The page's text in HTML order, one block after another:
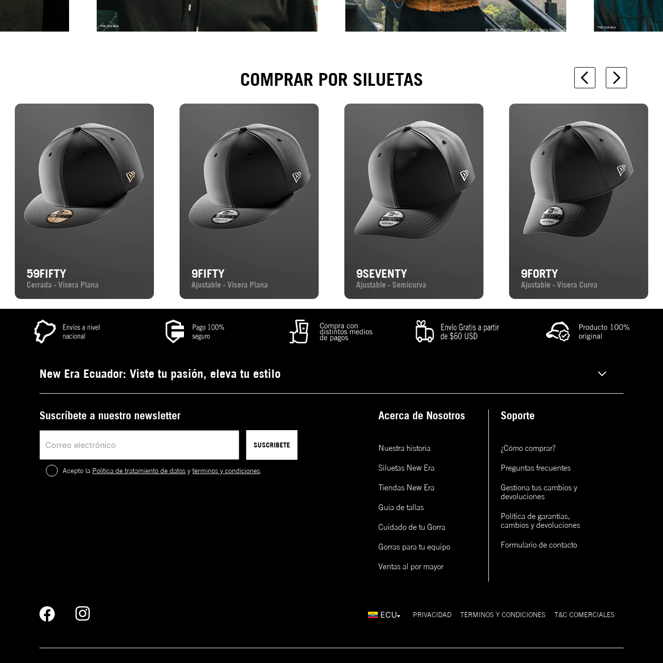
COMPRAR POR SILUETAS
59FIFTY
Cerrada - Visera Plana
9FIFTY
Ajustable - Visera Plana
9SEVENTY
Ajustable - Semicurva
9FORTY
Ajustable - Visera Curva
New Era Ecuador: Viste tu pasión, eleva tu estilo
Suscríbete a nuestro newsletter
SUSCRIBETE
Acepto la Política de tratamiento de datos ytérminos y condiciones.
Acerca de Nosotros
Nuestra historia
Siluetas New Era
Tiendas New Era
Guía de tallas
Cuidado de tu Gorra
Gorras para tu equipo
Ventas al por mayor
Soporte
¿Cómo comprar?
Preguntas frecuentes
Gestiona tus cambios y
devoluciones
Política de garantías,
cambios y devoluciones
Formulario de contacto
ECU PRIVACIDAD TÉRMINOS Y CONDICIONES T&C COMERCIALES